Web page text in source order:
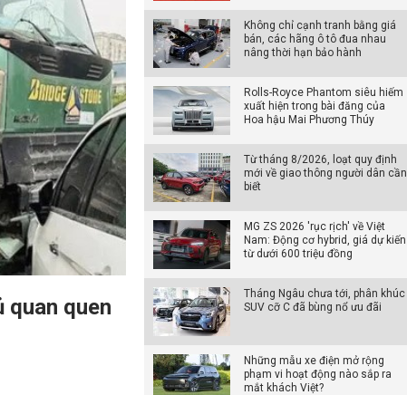
quan quen
Không chỉ cạnh tranh bằng giá
bán, các hãng ô tô đua nhau
nâng thời hạn bảo hành
Rolls-Royce Phantom siêu hiếm
xuất hiện trong bài đăng của
Hoa hậu Mai Phương Thúy
Từ tháng 8/2026, loạt quy định
mới về giao thông người dân cần
biết
MG ZS 2026 'rục rịch' về Việt
Nam: Động cơ hybrid, giá dự kiến
từ dưới 600 triệu đồng
Tháng Ngâu chưa tới, phân khúc
SUV cỡ C đã bùng nổ ưu đãi
Những mẫu xe điện mở rộng
phạm vi hoạt động nào sắp ra
mắt khách Việt?